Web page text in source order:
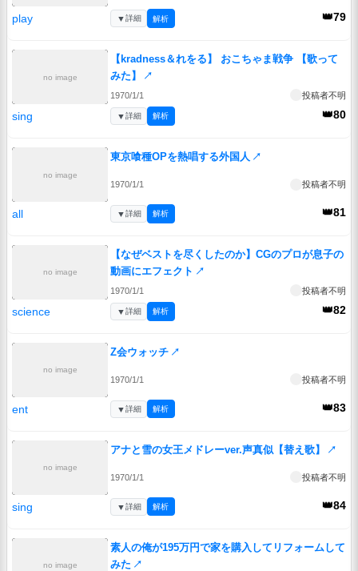
play 👑79
▼詳細 解析
no image
【kradness＆れをる】 おこちゃま戦争 【歌って
みた】
↗
1970/1/1 投稿者不明
sing 👑80
▼詳細 解析
no image
東京喰種OPを熱唱する外国人 ↗
1970/1/1 投稿者不明
all 👑81
▼詳細 解析
no image
【なぜベストを尽くしたのか】CGのプロが息子の
動画にエフェクト ↗
1970/1/1 投稿者不明
science 👑82
▼詳細 解析
no image
Z会ウォッチ ↗
1970/1/1 投稿者不明
ent 👑83
▼詳細 解析
no image
アナと雪の女王メドレーver.声真似【替え歌】 ↗
1970/1/1 投稿者不明
sing 👑84
▼詳細 解析
no image
素人の俺が195万円で家を購入してリフォームして
みた ↗